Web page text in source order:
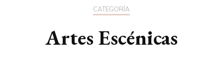
CATEGORÍA
Artes Escénicas